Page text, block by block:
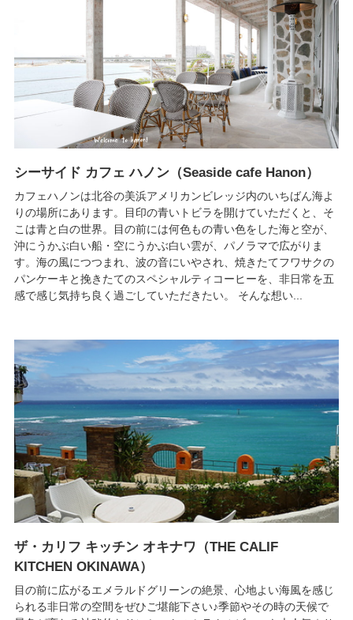
シーサイド カフェ ハノン（Seaside cafe Hanon）
カフェハノンは北谷の美浜アメリカンビレッジ内のいちばん海よ
りの場所にあります。目印の青いトビラを開けていただくと、そ
こは青と白の世界。目の前には何色もの青い色をした海と空が、
沖にうかぶ白い船・空にうかぶ白い雲が、パノラマで広がりま
す。海の風につつまれ、波の音にいやされ、焼きたてフワサクの
パンケーキと挽きたてのスペシャルティコーヒーを、非日常を五
感で感じ気持ち良く過ごしていただきたい。 そんな想い...
ザ・カリフ キッチン オキナワ（THE CALIF
KITCHEN OKINAWA）
目の前に広がるエメラルドグリーンの絶景、心地よい海風を感じ
られる非日常の空間をぜひご堪能下さい♪季節やその時の天候で